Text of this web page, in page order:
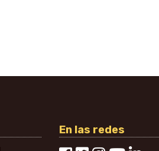
En las redes